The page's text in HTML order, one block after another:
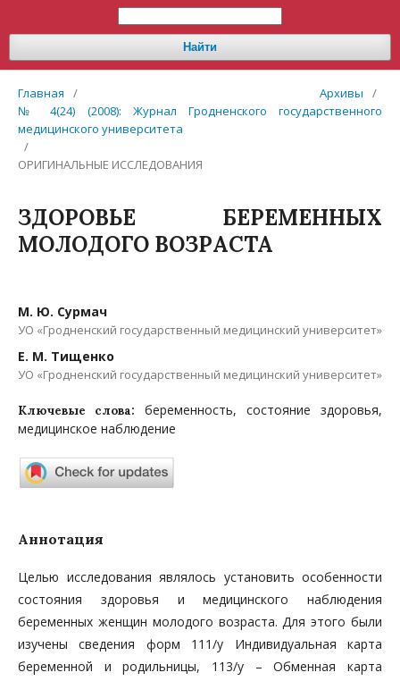
Найти
Главная / Архивы
/
№ 4(24) (2008): Журнал Гродненского государственного
медицинского университета
/
ОРИГИНАЛЬНЫЕ ИССЛЕДОВАНИЯ
ЗДОРОВЬЕ БЕРЕМЕННЫХ
МОЛОДОГО ВОЗРАСТА
М. Ю. Сурмач
УО «Гродненский государственный медицинский университет»
Е. М. Тищенко
УО «Гродненский государственный медицинский университет»
Ключевые слова: беременность, состояние здоровья,
медицинское наблюдение
Аннотация
Целью исследования являлось установить особенности
состояния здоровья и медицинского наблюдения
беременных женщин молодого возраста. Для этого были
изучены сведения форм 111/у Индивидуальная карта
беременной и родильницы, 113/у – Обменная карта